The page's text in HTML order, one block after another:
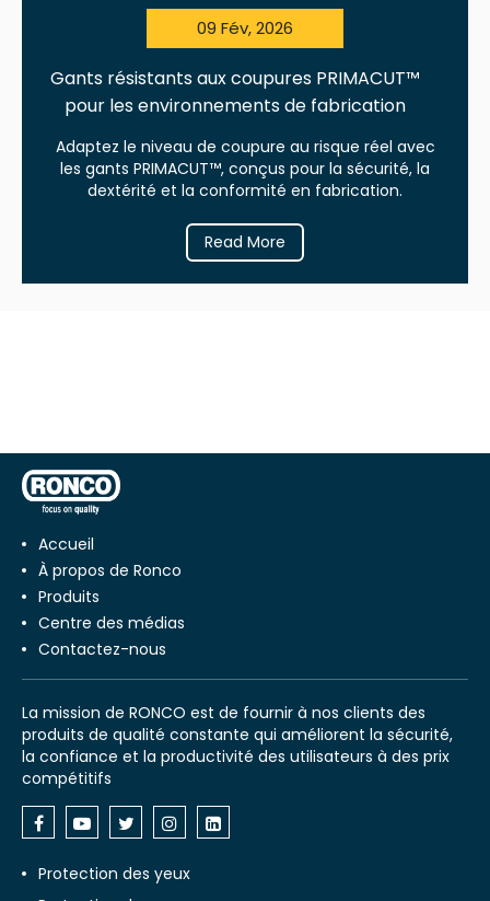
09 Fév, 2026
Gants résistants aux coupures PRIMACUT™
pour les environnements de fabrication
Adaptez le niveau de coupure au risque réel avec
les gants PRIMACUT™, conçus pour la sécurité, la
dextérité et la conformité en fabrication.
Read More
Accueil
À propos de Ronco
Produits
Centre des médias
Contactez-nous
La mission de RONCO est de fournir à nos clients des
produits de qualité constante qui améliorent la sécurité,
la confiance et la productivité des utilisateurs à des prix
compétitifs
Protection des yeux